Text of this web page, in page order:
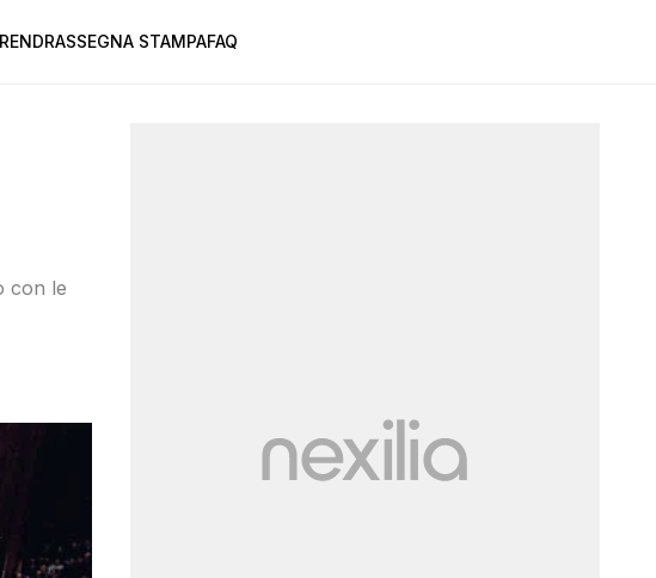
RASSEGNA STAMPAFAQ
con le